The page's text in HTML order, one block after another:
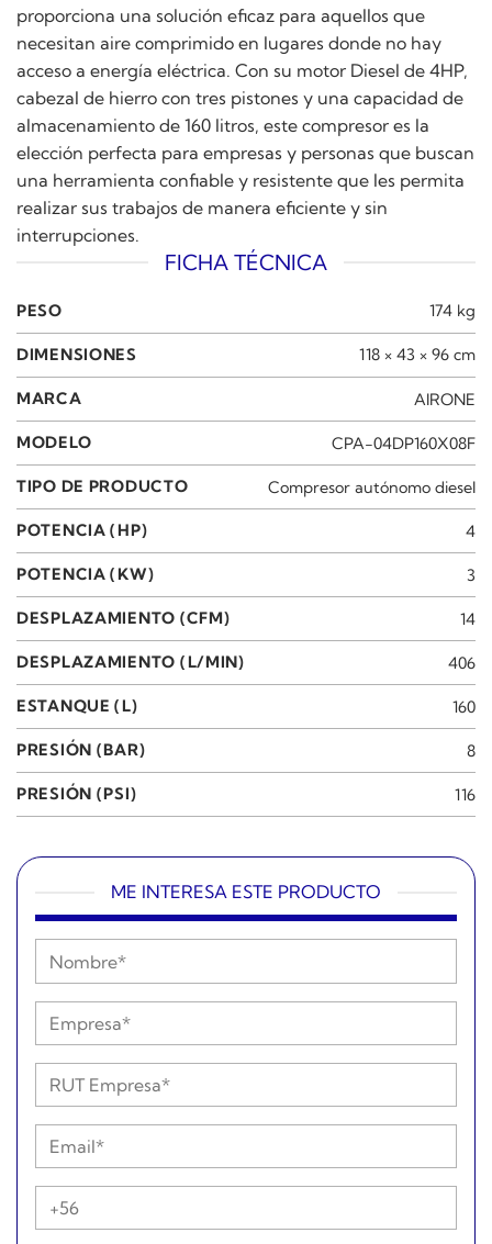
proporciona una solución eficaz para aquellos que
necesitan aire comprimido en lugares donde no hay
acceso a energía eléctrica. Con su motor Diesel de 4HP,
cabezal de hierro con tres pistones y una capacidad de
almacenamiento de 160 litros, este compresor es la
elección perfecta para empresas y personas que buscan
una herramienta confiable y resistente que les permita
realizar sus trabajos de manera eficiente y sin
interrupciones.
FICHA TÉCNICA
PESO 174 kg
DIMENSIONES 118 × 43 × 96 cm
MARCA AIRONE
MODELO CPA-04DP160X08F
TIPO DE PRODUCTO Compresor autónomo diesel
POTENCIA (HP) 4
POTENCIA (KW) 3
DESPLAZAMIENTO (CFM) 14
DESPLAZAMIENTO (L/MIN) 406
ESTANQUE (L) 160
PRESIÓN (BAR) 8
PRESIÓN (PSI) 116
ME INTERESA ESTE PRODUCTO